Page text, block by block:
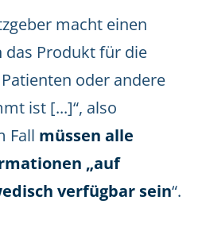
macht einen
das Produkt für die
oder andere
ist [...]“, also
Fall müssen alle
„auf
verfügbar sein“.